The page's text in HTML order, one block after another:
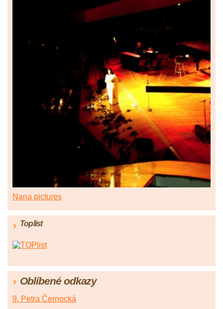
Nana pictures
Toplist
Oblíbené odkazy
9. Petra Černocká